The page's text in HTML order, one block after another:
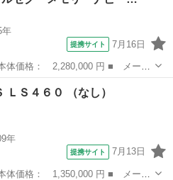
年
提携サイト 7月16日
Ｘ ■ グレード名： ＮＸ２００
グ メモリーナビ ＤＶＤ再
ＬＳ４６０ （なし）
年
提携サイト 7月13日